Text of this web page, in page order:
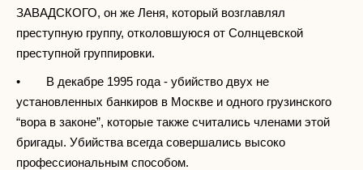
ЗАВАДСКОГО, он же Леня, который возглавлял
преступную группу, отколовшуюся от Солнцевской
преступной группировки.
• В декабре 1995 года - убийство двух не
установленных банкиров в Москве и одного грузинского
“вора в законе”, которые также считались членами этой
бригады. Убийства всегда совершались высоко
профессиональным способом.